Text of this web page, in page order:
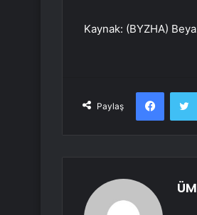
Kaynak: (BYZHA)
Paylaş